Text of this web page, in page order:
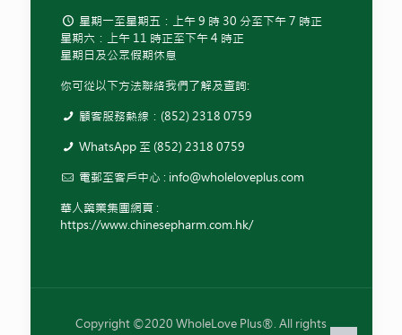
星期一至星期五：上午 9 時 30 分至下午 7 時正
星期六：上午 11 時正至下午 4 時正
星期日及公眾假期休息
你可從以下方法聯絡我們了解及查詢:
顧客服務熱線：(852) 2318 0759
WhatsApp 至 (852) 2318 0759
電郵至客戶中心 : info@wholeloveplus.com
華人藥業集團網頁 :
https://www.chinesepharm.com.hk/
Copyright ©2020 WholeLove Plus®. All rights